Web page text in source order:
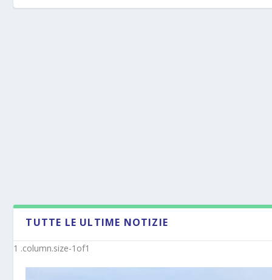
TUTTE LE ULTIME NOTIZIE